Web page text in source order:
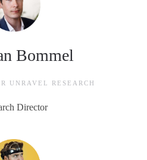
Bommel
UNRAVEL RESEARCH
Director